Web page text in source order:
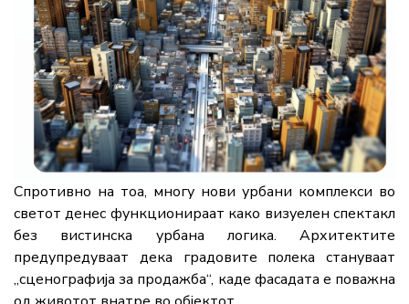
Спротивно на тоа, многу нови урбани комплекси во
светот денес функционираат како визуелен спектакл
без вистинска урбана логика. Архитектите
предупредуваат дека градовите полека стануваат
„сценографија за продажба“, каде фасадата е поважна